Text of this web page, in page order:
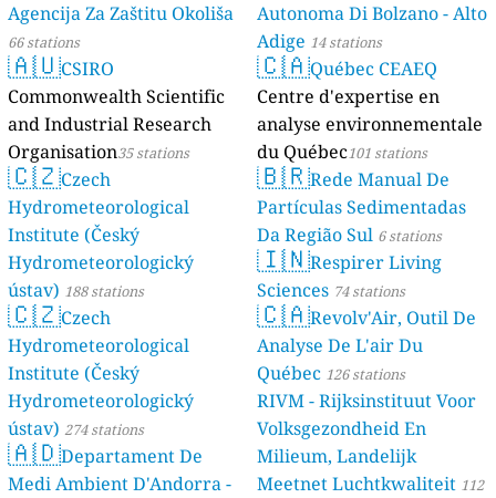
Agencija Za Zaštitu Okoliša
66 stations
🇦🇺CSIRO
Commonwealth Scientific
and Industrial Research
Organisation35 stations
🇨🇿Czech
Hydrometeorological
Institute (Český
Hydrometeorologický
ústav) 188 stations
🇨🇿Czech
Hydrometeorological
Institute (Český
Hydrometeorologický
ústav) 274 stations
🇦🇩Departament De
Medi Ambient D'Andorra -
Autonoma Di Bolzano - Alto
Adige 14 stations
🇨🇦Québec CEAEQ
Centre d'expertise en
analyse environnementale
du Québec101 stations
🇧🇷Rede Manual De
Partículas Sedimentadas
Da Região Sul 6 stations
🇮🇳Respirer Living
Sciences 74 stations
🇨🇦Revolv'Air, Outil De
Analyse De L'air Du
Québec 126 stations
RIVM - Rijksinstituut Voor
Volksgezondheid En
Milieum, Landelijk
Meetnet Luchtkwaliteit 112